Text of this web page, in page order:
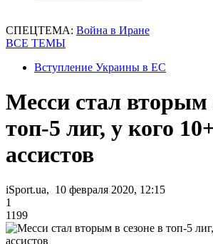
СПЕЦТЕМА: Война в Иране
ВСЕ ТЕМЫ
Вступление Украины в ЕС
Месси стал вторым
топ-5 лиг, у кого
ассистов
iSport.ua, 10 февраля 2020, 12:15
1
1199